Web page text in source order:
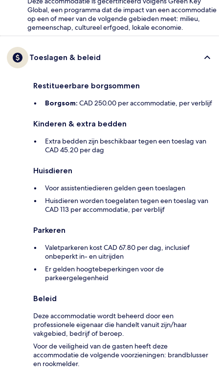
Global, een programma dat de impact van een accommodatie
op een of meer van de volgende gebieden meet: milieu,
gemeenschap, cultureel erfgoed, lokale economie.
Toeslagen & beleid
Restitueerbare borgsommen
Borgsom: CAD 250.00 per accommodatie, per verblijf
Kinderen & extra bedden
Extra bedden zijn beschikbaar tegen een toeslag van
CAD 45.20 per dag
Huisdieren
Voor assistentiedieren gelden geen toeslagen
Huisdieren worden toegelaten tegen een toeslag van
CAD 113 per accommodatie, per verblijf
Parkeren
Valetparkeren kost CAD 67.80 per dag, inclusief
onbeperkt in- en uitrijden
Er gelden hoogtebeperkingen voor de
parkeergelegenheid
Beleid
Deze accommodatie wordt beheerd door een
professionele eigenaar die handelt vanuit zijn/haar
vakgebied, bedrijf of beroep.
Voor de veiligheid van de gasten heeft deze
accommodatie de volgende voorzieningen: brandblusser
en rookmelder.